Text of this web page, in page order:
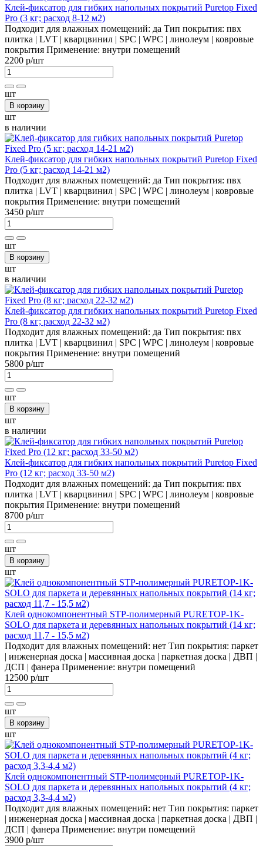
Клей-фиксатор для гибких напольных покрытий Puretop Fixed
Pro (3 кг; расход 8-12 м2)
Подходит для влажных помещений: да Тип покрытия: пвх
плитка | LVT | кварцвинил | SPC | WPC | линолеум | ковровые
покрытия Применение: внутри помещений
2200 р/шт
шт
В корзину
шт
в наличии
Клей-фиксатор для гибких напольных покрытий Puretop Fixed
Pro (5 кг; расход 14-21 м2)
Подходит для влажных помещений: да Тип покрытия: пвх
плитка | LVT | кварцвинил | SPC | WPC | линолеум | ковровые
покрытия Применение: внутри помещений
3450 р/шт
шт
В корзину
шт
в наличии
Клей-фиксатор для гибких напольных покрытий Puretop Fixed
Pro (8 кг; расход 22-32 м2)
Подходит для влажных помещений: да Тип покрытия: пвх
плитка | LVT | кварцвинил | SPC | WPC | линолеум | ковровые
покрытия Применение: внутри помещений
5800 р/шт
шт
В корзину
шт
в наличии
Клей-фиксатор для гибких напольных покрытий Puretop Fixed
Pro (12 кг; расход 33-50 м2)
Подходит для влажных помещений: да Тип покрытия: пвх
плитка | LVT | кварцвинил | SPC | WPC | линолеум | ковровые
покрытия Применение: внутри помещений
8700 р/шт
шт
В корзину
шт
Клей однокомпонентный STP-полимерный PURETOP-1K-
SOLO для паркета и деревянных напольных покрытий (14 кг;
расход 11,7 - 15,5 м2)
Подходит для влажных помещений: нет Тип покрытия: паркет
| инженерная доска | массивная доска | паркетная доска | ДВП |
ДСП | фанера Применение: внутри помещений
12500 р/шт
шт
В корзину
шт
Клей однокомпонентный STP-полимерный PURETOP-1K-
SOLO для паркета и деревянных напольных покрытий (4 кг;
расход 3,3-4,4 м2)
Подходит для влажных помещений: нет Тип покрытия: паркет
| инженерная доска | массивная доска | паркетная доска | ДВП |
ДСП | фанера Применение: внутри помещений
3900 р/шт